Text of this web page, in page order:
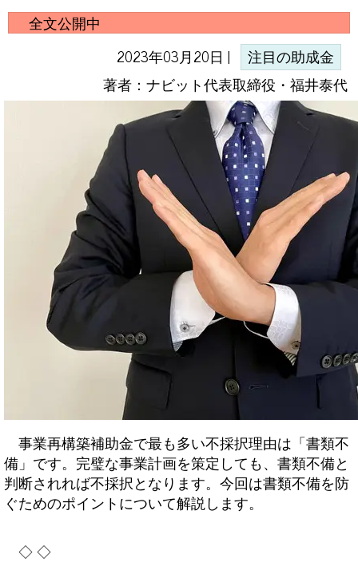
全文公開中
2023年03月20日 |
注目の助成金
著者：ナビット代表取締役・福井泰代
事業再構築補助金で最も多い不採択理由は「書類不
備」です。完璧な事業計画を策定しても、書類不備と
判断されれば不採択となります。今回は書類不備を防
ぐためのポイントについて解説します。
◇ ◇